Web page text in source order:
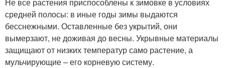
средней полосы: в иные годы зимы выдаются
бесснежными. Оставленные без укрытий, они
вымерзают, не доживая до весны. Укрывные материалы
защищают от низких температур само растение, а
мульчирующие – его корневую систему.